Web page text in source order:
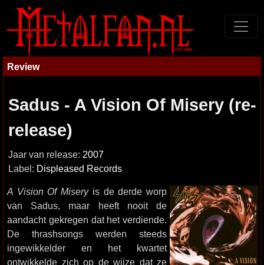
Review
Sadus - A Vision Of Misery (re-
release)
Jaar van release: 2007
Label: Displeased Records
A Vision Of Miseryis de derde worp
van Sadus, maar heeft nooit de
aandacht gekregen dat het verdiende.
De thrashsongs werden steeds
ingewikkelder en het kwartet
ontwikkelde zich op de wijze dat ze